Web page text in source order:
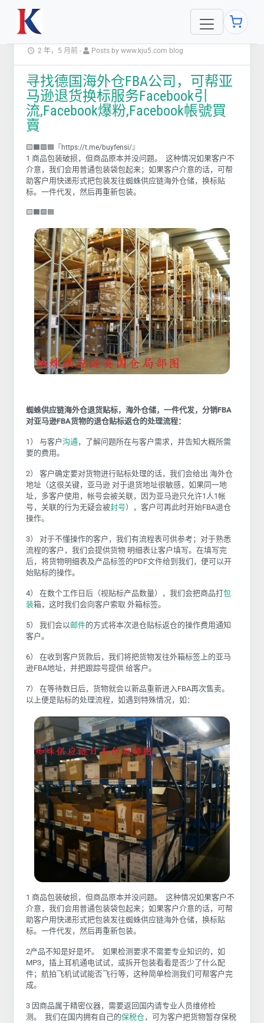
2 年，5 月前 - Posts by www.kju5.com blog
寻找德国海外仓FBA公司，可帮亚
马逊退货换标服务Facebook引
流,Facebook爆粉,Facebook帳號買
賣
🟨🟧🟩🟦『https://t.me/buyfensi/』
1 商品包装破损，但商品原本并没问题。 这种情况如果客户不
介意，我们会用普通包装袋包起来；如果客户介意的话，可帮
助客户用快递形式把包装发往蜘蛛供应链海外仓储，换标贴
标。一件代发，然后再重新包装。
🟨🟧🟩🟦
蜘蛛供应链海外仓退货贴标，海外仓储，一件代发，分销FBA
对亚马逊FBA货物的退仓贴标返仓的处理流程：
1） 与客户沟通 ，了解问题所在与客户需求，并告知大概所需
要的费用。
2） 客户确定要对货物进行贴标处理的话，我们会给出 海外仓
地址（这很关键，亚马逊 对于退货地址很敏感，如果同一地
址，多客户使用，帐号会被关联，因为亚马逊只允许1人1帐
号，关联的行为无疑会被封号），客户可再此时开始FBA退仓
操作。
3） 对于不懂操作的客户，我们有流程表可供参考；对于熟悉
流程的客户，我们会提供货物 明细表让客户填写。在填写完
后，将货物明细表及产品标签的PDF文件给到我们，便可以开
始贴标的操作。
4） 在数个工作日后（视贴标产品数量），我们会把商品打包
装箱，这时我们会向客户索取 外箱标签。
5） 我们会以 邮件的方式将本次退仓贴标返仓的操作费用通知
客户。
6） 在收到客户货款后，我们将把货物发往外箱标签上的亚马
逊FBA地址，并把跟踪号提供 给客户。
7） 在等待数日后，货物就会以新品重新进入FBA再次售卖。
以上便是贴标的处理流程，如遇到特殊情况，如：
1 商品包装破损，但商品原本并没问题。 这种情况如果客户不
介意，我们会用普通包装袋包起来；如果客户介意的话，可帮
助客户用快递形式把包装发往蜘蛛供应链海外仓储，换标贴
标。一件代发，然后再重新包装。
2产品不知是好是坏。 如果检测要求不需要专业知识的，如
MP3，插上耳机通电试试，或拆开包装看看是否少了什么配
件；航拍飞机试试能否飞行等，这种简单检测我们可帮客户完
成。
3 因商品属于精密仪器，需要返回国内请专业人员维修检
测。 我们在国内拥有自己的保税仓，可为客户把货物暂存保税